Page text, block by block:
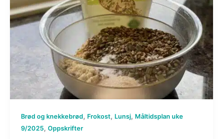
Brød og knekkebrød, Frokost, Lunsj, Måltidsplan uke
9/2025, Oppskrifter